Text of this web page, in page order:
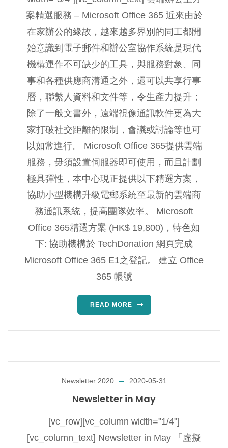
案精選服務 – Microsoft Office 365 近來由於
在家辦公的緣故，越來越多界別的同工都開
始意識到電子郵件和辦公室協作系統是現代
機構運作不可缺少的工具，與服務對象、同
事和各種供應商溝通之外，還可以共享行事
曆，聯繫人資料和文件等，令生產力提升；
除了一般文書外，遠端視像通訊軟件更為大
家打破社交距離的限制，會議或討論等也可
以如常進行。 Microsoft Office 365提供雲端
服務，毋須設置伺服器即可使用，而且計劃
極具彈性，本中心現正提供以下精選方案，
協助小型機構升級電郵系統至最新的雲端商
務通訊系統，提高團隊效率。 Microsoft
Office 365精選方案 (HK$ 19,800)，特色如
下: 協助機構於 TechDonation 網頁完成
Microsoft Office 365 E1之登記。 建立 Office
365 帳號
READ MORE
Newsletter 2020 2020-05-31
Newsletter in May
[vc_row][vc_column width="1/4"]
[vc_column_text] Newsletter in May 「虛擬